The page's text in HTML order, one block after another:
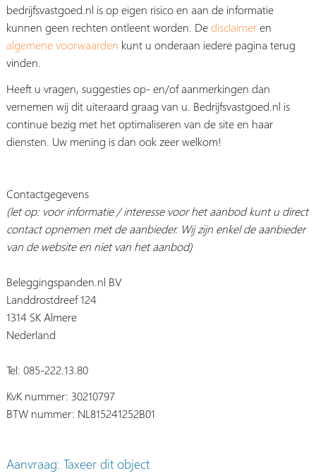
bedrijfsvastgoed.nl is op eigen risico en aan de informatie
kunnen geen rechten ontleent worden. Dedisclaimeren
algemene voorwaarden kunt u onderaan iedere pagina terug
vinden.
Heeft u vragen, suggesties op- en/of aanmerkingen dan
vernemen wij dit uiteraard graag van u. Bedrijfsvastgoed.nl is
continue bezig met het optimaliseren van de site en haar
diensten. Uw mening is dan ook zeer welkom!
Contactgegevens
(let op: voor informatie / interesse voor het aanbod kunt u direct
contact opnemen met de aanbieder. Wij zijn enkel de aanbieder
van de website en niet van het aanbod)
Beleggingspanden.nl BV
Landdrostdreef 124
1314 SK Almere
Nederland
Tel: 085-222.13.80
KvK nummer: 30210797
BTW nummer: NL815241252B01
Aanvraag: Taxeer dit object